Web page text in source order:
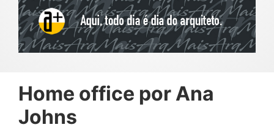
Home office por Ana
Johns